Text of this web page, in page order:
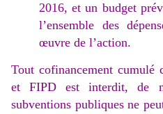
2016, et un budget
l’ensemble des
œuvre de l’action.
Tout cofinancement
et FIPD est interdit, de
subventions publiques ne